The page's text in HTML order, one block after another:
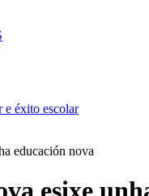
éxito escolar
educación nova